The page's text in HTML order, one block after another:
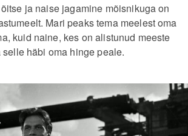
ja naise jagamine mõisnikuga on
Mari peaks tema meelest oma
kuid naine, kes on alistunud meeste
häbi oma hinge peale.